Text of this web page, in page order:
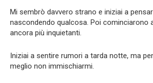
Mi sembrò davvero strano e iniziai a
nascondendo qualcosa. Poi cominciarono
ancora più inquietanti.
Iniziai a sentire rumori a tarda notte, ma
meglio non immischiarmi.